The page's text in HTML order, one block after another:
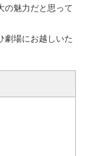
の魅力だと思って
劇場にお越しいた